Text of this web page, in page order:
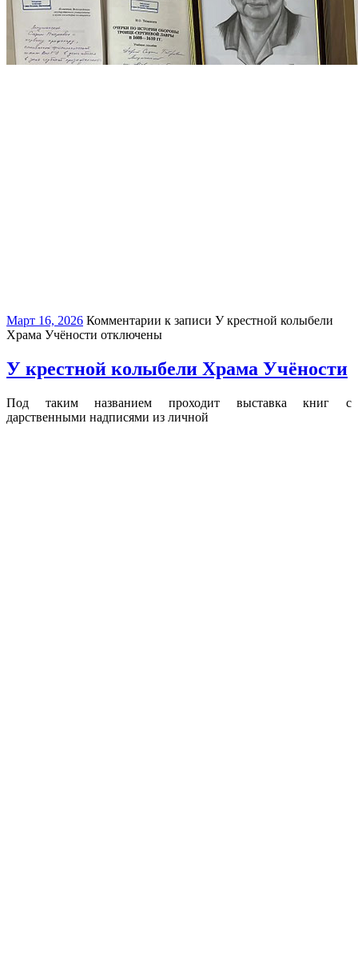
Март 16, 2026 Комментарии к записи У крестной колыбели
Храма Учёности отключены
У крестной колыбели Храма Учёности
Под таким названием проходит выставка книг с
дарственными надписями из личной